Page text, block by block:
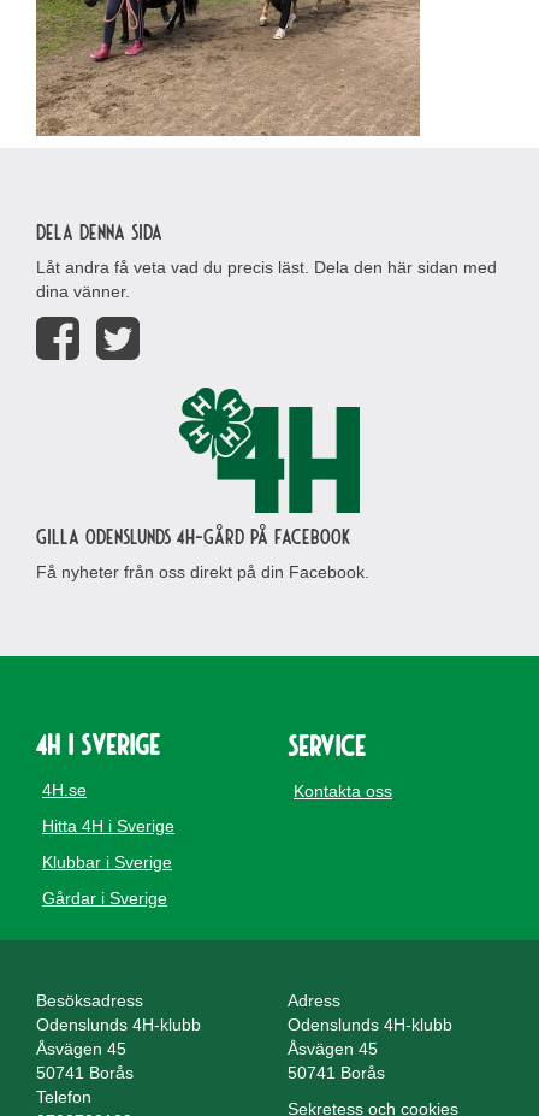
Dela denna sida
Låt andra få veta vad du precis läst. Dela den här sidan med
dina vänner.
Gilla Odenslunds 4H-gård på Facebook
Få nyheter från oss direkt på din Facebook.
4H i Sverige
4H.se
Hitta 4H i Sverige
Klubbar i Sverige
Gårdar i Sverige
Service
Kontakta oss
Besöksadress
Odenslunds 4H-klubb
Åsvägen 45
50741 Borås
Adress
Odenslunds 4H-klubb
Åsvägen 45
50741 Borås
Telefon
Sekretess och cookies